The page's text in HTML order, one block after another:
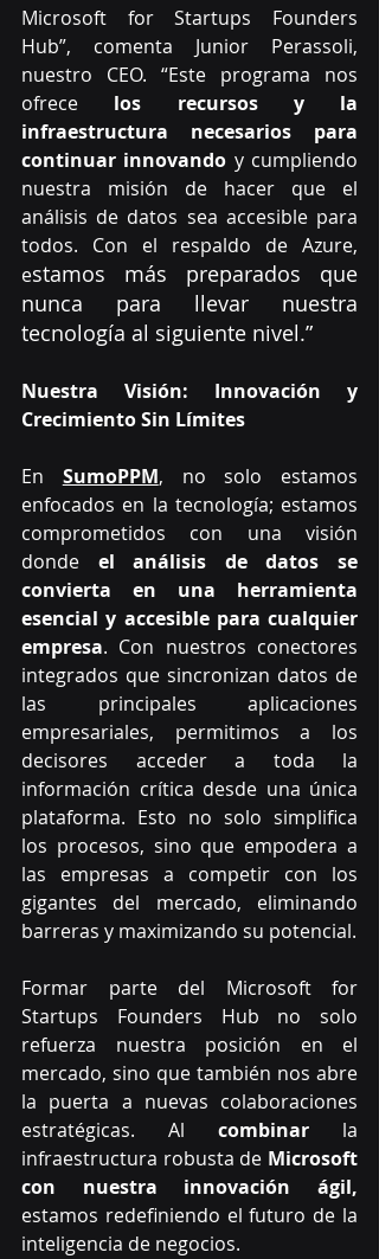
Microsoft for Startups Founders
Hub”, comenta Junior Perassoli,
nuestro CEO. “Este programa nos
ofrece los recursos y la
infraestructura necesarios para
continuar innovando y cumpliendo
nuestra misión de hacer que el
análisis de datos sea accesible para
todos. Con el respaldo de Azure,
estamos más preparados que
nunca para llevar nuestra
tecnología al siguiente nivel.”
Nuestra Visión: Innovación y
Crecimiento Sin Límites
En SumoPPM, no solo estamos
enfocados en la tecnología; estamos
comprometidos con una visión
donde el análisis de datos se
convierta en una herramienta
esencial y accesible para cualquier
empresa. Con nuestros conectores
integrados que sincronizan datos de
las principales aplicaciones
empresariales, permitimos a los
decisores acceder a toda la
información crítica desde una única
plataforma. Esto no solo simplifica
los procesos, sino que empodera a
las empresas a competir con los
gigantes del mercado, eliminando
barreras y maximizando su potencial.
Formar parte del Microsoft for
Startups Founders Hub no solo
refuerza nuestra posición en el
mercado, sino que también nos abre
la puerta a nuevas colaboraciones
estratégicas. Al combinar la
infraestructura robusta de Microsoft
con nuestra innovación ágil,
estamos redefiniendo el futuro de la
inteligencia de negocios.